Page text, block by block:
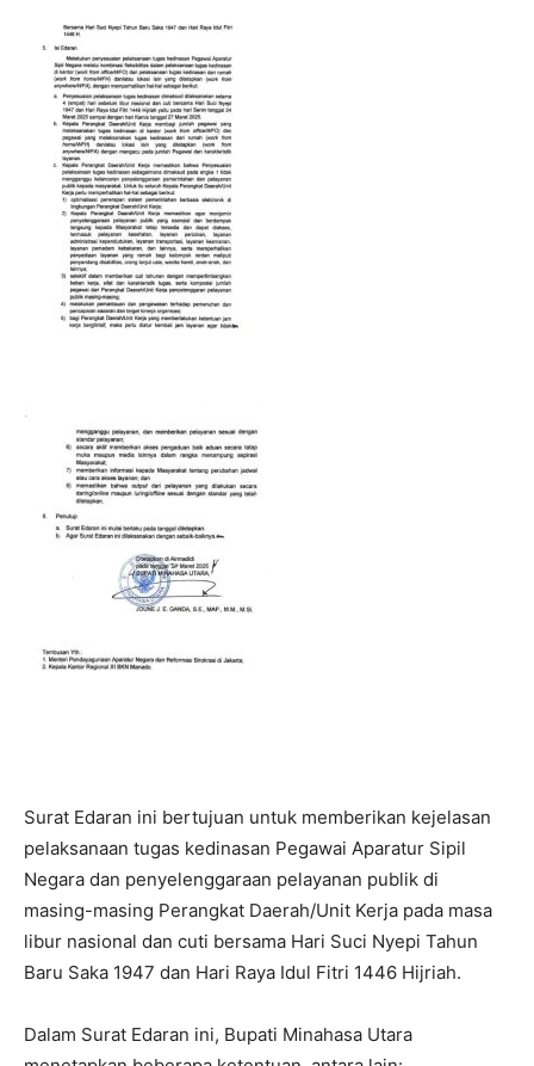
Surat Edaran ini bertujuan untuk memberikan kejelasan
pelaksanaan tugas kedinasan Pegawai Aparatur Sipil
Negara dan penyelenggaraan pelayanan publik di
masing-masing Perangkat Daerah/Unit Kerja pada masa
libur nasional dan cuti bersama Hari Suci Nyepi Tahun
Baru Saka 1947 dan Hari Raya Idul Fitri 1446 Hijriah.
Dalam Surat Edaran ini, Bupati Minahasa Utara